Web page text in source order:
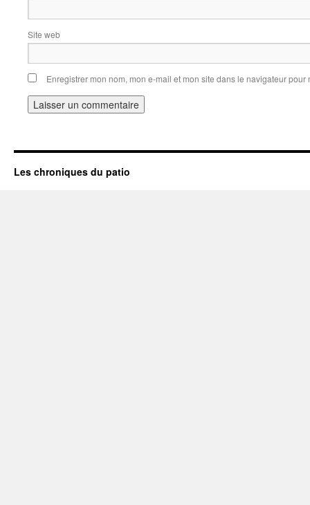
Site web
Enregistrer mon nom, mon e-mail et mon site dans le navigateur
Les chroniques du patio